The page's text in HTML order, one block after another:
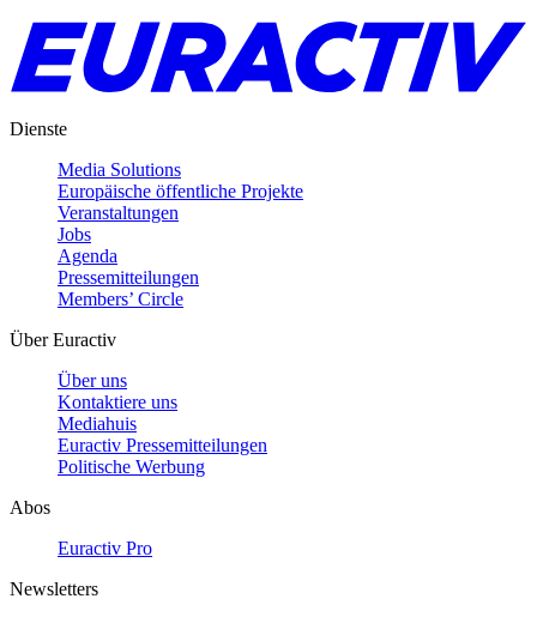
Dienste
Media Solutions
Europäische öffentliche Projekte
Veranstaltungen
Jobs
Agenda
Pressemitteilungen
Members’ Circle
Über Euractiv
Über uns
Kontaktiere uns
Mediahuis
Euractiv Pressemitteilungen
Politische Werbung
Abos
Euractiv Pro
Newsletters